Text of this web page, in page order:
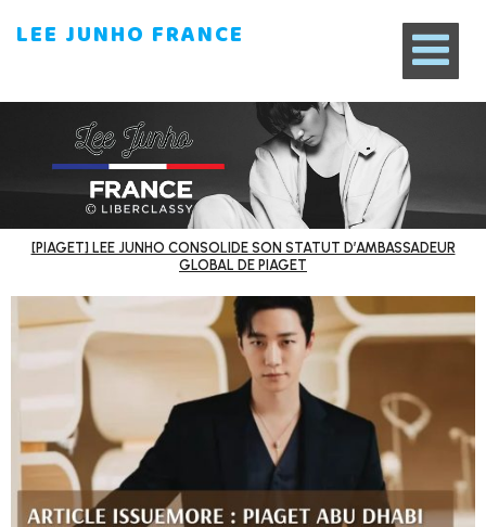
LEE JUNHO FRANCE
[PIAGET] LEE JUNHO CONSOLIDE SON STATUT D’AMBASSADEUR
GLOBAL DE PIAGET